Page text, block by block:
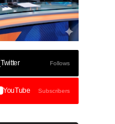
Twitter Follows
YouTube Subscribers